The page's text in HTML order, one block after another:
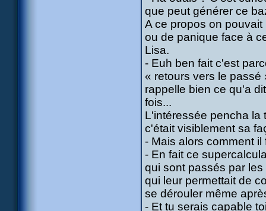
que peut générer ce
A ce propos on
ou de panique face à
Lisa.
- Euh ben fait c'est
« retours vers le passé
rappelle bien ce qu'a
fois...
L'intéressée pencha la
c'était visiblement sa
- Mais alors comment
- En fait ce
qui sont passés par
qui leur permettait de
se dérouler même
- Et tu serais capable